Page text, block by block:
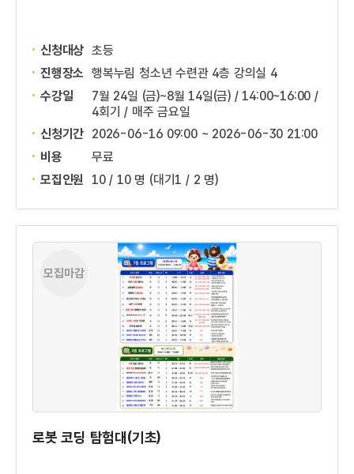
신청대상 초등
진행장소 행복누림 청소년 수련관 4층 강의실 4
수강일
7월 24일 (금)~8월 14일(금) / 14:00~16:00 /
4회기 / 매주 금요일
신청기간 2026-06-16 09:00 ~ 2026-06-30 21:00
비용
무료
모집인원
10 / 10 명 (대기1 / 2 명)
모집마감
로봇 코딩 탐험대(기초)